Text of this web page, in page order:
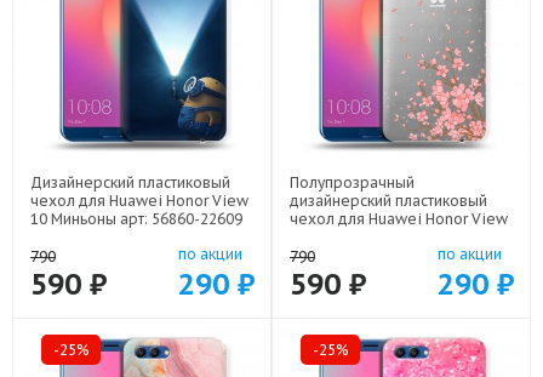
Дизайнерский пластиковый
чехол для Huawei Honor View
10 Миньоны арт: 56860-22609
790
590 ₽
по акции
290 ₽
Полупрозрачный
дизайнерский пластиковый
чехол для Huawei Honor View
21771
790
590 ₽
по акции
290 ₽
-25% -25%